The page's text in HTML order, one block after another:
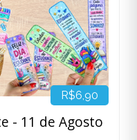
R$6,90
- 11 de Agosto